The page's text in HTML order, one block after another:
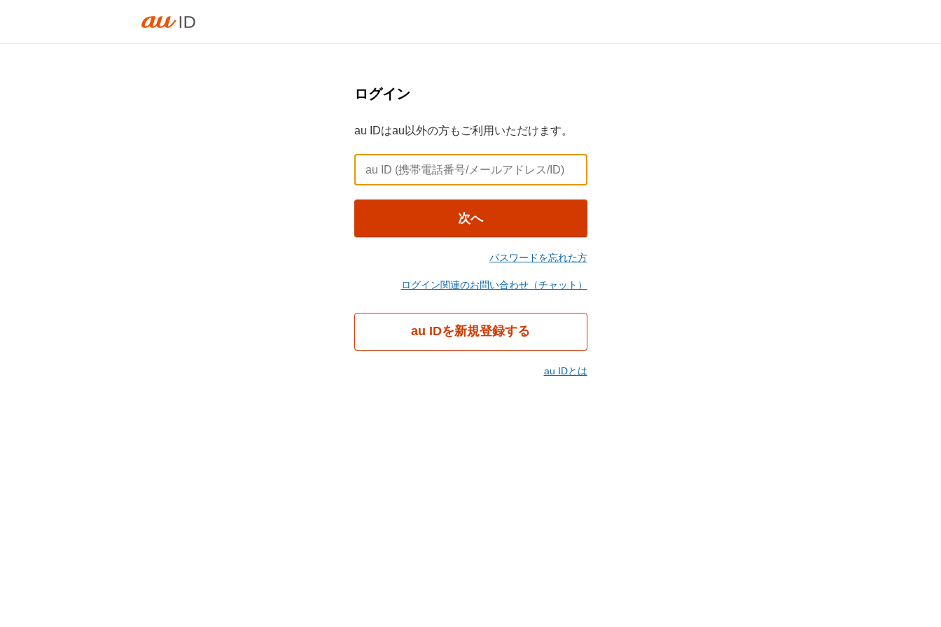
ログイン
au IDはau以外の方もご利用いただけます。
次へ
パスワードを忘れた方
ログイン関連のお問い合わせ（チャット）
au IDを新規登録する
au IDとは